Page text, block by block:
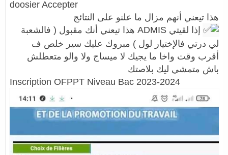
doosier Accepter
هذا تيعني أنهم مزال ما علنو على النتائج
إذا لقيتي ADMIS هذا تيعني أنك مقبول ( فالشعبة
لي درتي فالإختيار لول ) مبروك عليك سير خلص ف
أقرب وقت واخا ما يجيك لا ميساج ولا والو متعطلش
باش متمشي ليك بلاصتك
Inscription OFPPT Niveau Bac 2023-2024